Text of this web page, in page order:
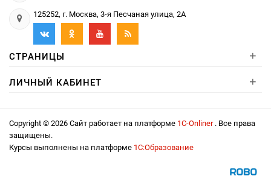
125252, г. Москва, 3-я Песчаная улица, 2А
СТРАНИЦЫ +
ЛИЧНЫЙ КАБИНЕТ +
Copyright © 2026 Сайт работает на платформе 1С-Onliner . Все права
защищены.
Курсы выполнены на платформе 1С:Образование